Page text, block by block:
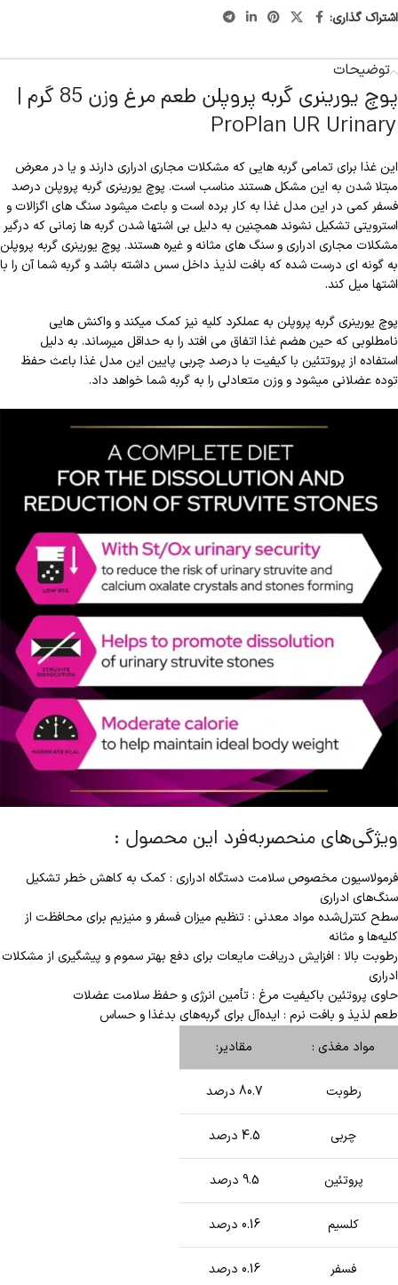
اشتراک گذاری:
توضیحات
پوچ یورینری گربه پروپلن طعم مرغ وزن 85 گرم |
ProPlan UR Urinary
این غذا برای تمامی گربه هایی که مشکلات مجاری ادراری دارند و یا در معرض
مبتلا شدن به این مشکل هستند مناسب است. پوچ یورینری گربه پروپلن درصد
فسفر کمی در این مدل غذا به کار برده است و باعث میشود سنگ های اگزالات و
استرویتی تشکیل نشوند همچنین به دلیل بی اشتها شدن گربه ها زمانی که درگیر
مشکلات مجاری ادراری و سنگ های مثانه و غیره هستند. پوچ یورینری گربه پروپلن
به گونه ای درست شده که بافت لذیذ داخل سس داشته باشد و گربه شما آن را با
اشتها میل کند.
پوچ یورینری گربه پروپلن به عملکرد کلیه نیز کمک میکند و واکنش هایی
نامطلوبی که حین هضم غذا اتفاق می افتد را به حداقل میرساند. به دلیل
استفاده از پروتتئین با کیفیت با درصد چربی پایین این مدل غذا باعث حفظ
توده عضلانی میشود و وزن متعادلی را به گربه شما خواهد داد.
ویژگی‌های منحصربه‌فرد این محصول :
فرمولاسیون مخصوص سلامت دستگاه ادراری : کمک به کاهش خطر تشکیل
سنگ‌های ادراری
سطح کنترل‌شده مواد معدنی : تنظیم میزان فسفر و منیزیم برای محافظت از
کلیه‌ها و مثانه
رطوبت بالا : افزایش دریافت مایعات برای دفع بهتر سموم و پیشگیری از مشکلات
ادراری
حاوی پروتئین باکیفیت مرغ : تأمین انرژی و حفظ سلامت عضلات
طعم لذیذ و بافت نرم : ایده‌آل برای گربه‌های بدغذا و حساس
مواد مغذی :
مقادیر:
رطوبت 80.7 درصد
چربی 4.5 درصد
پروتئین 9.5 درصد
کلسیم 0.16 درصد
فسفر 0.16 درصد